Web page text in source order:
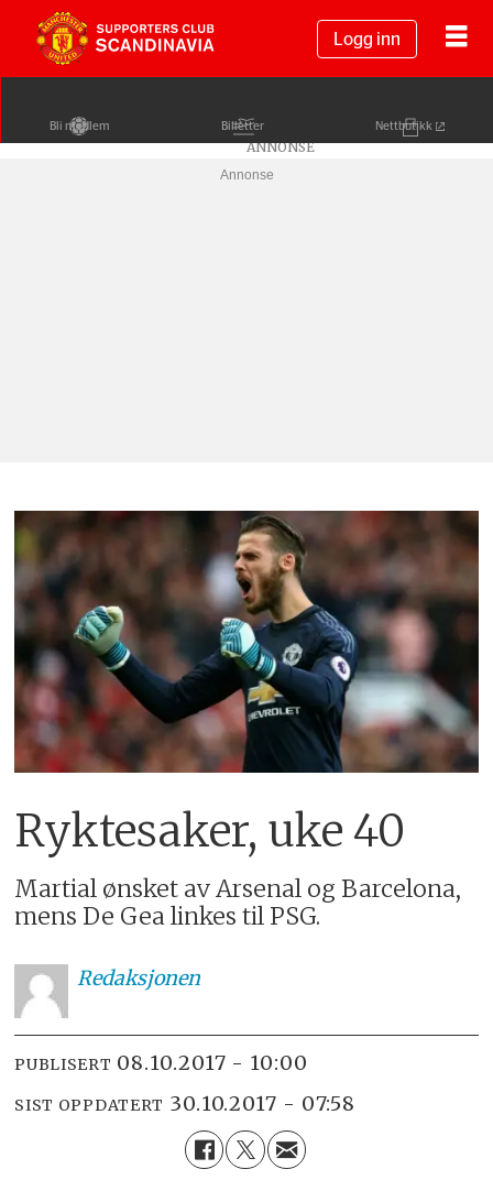
Logg inn
Bli medlem Billetter Nettbutikk
Annonse
Ryktesaker, uke 40
Martial ønsket av Arsenal og Barcelona,
mens De Gea linkes til PSG.
Redaksjonen
PUBLISERT 08.10.2017 - 10:00
SIST OPPDATERT 30.10.2017 - 07:58